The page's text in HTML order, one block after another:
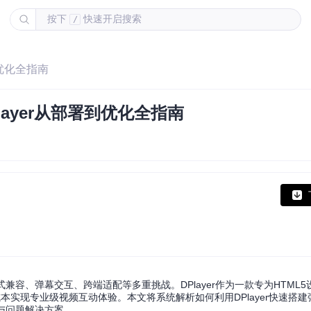
按下 / 快速开启搜索
化全指南
从部署到优化全指南
容、弹幕交互、跨端适配等多重挑战。DPlayer作为一款专为HTML5
实现专业级视频互动体验。本文将系统解析如何利用DPlayer快速搭建